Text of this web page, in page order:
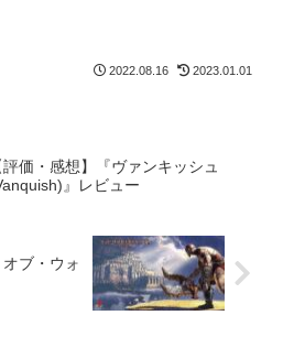
2022.08.16 2023.01.01
評価・感想】『ヴァンキッシュ
』レビュー
オブ・ウォ